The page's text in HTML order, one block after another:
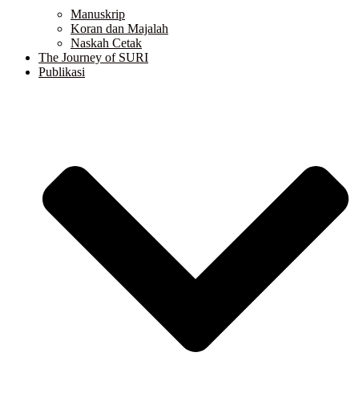
Manuskrip
Koran dan Majalah
Naskah Cetak
The Journey of SURI
Publikasi